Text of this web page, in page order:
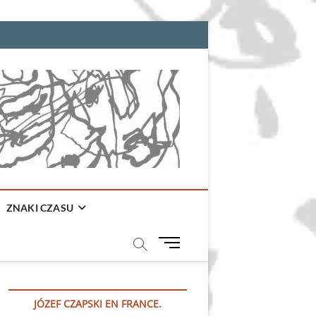
ZNAKI CZASU
M
u
JÓZEF CZAPSKI EN FRANCE.